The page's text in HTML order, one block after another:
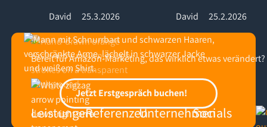
David 25.3.2026 David 25.2.2026
Bereit für Amazon-Marketing, das wirklich etwas verändert?
Jetzt Erstgespräch buchen!
Jetzt Erstgespräch buchen!
LeistungenReferenzenUnternehmen
Socials